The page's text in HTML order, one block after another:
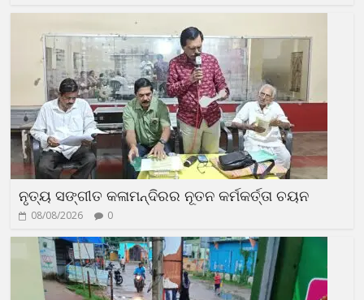
ନୃତ୍ୟ ସଙ୍ଗୀତ କଳାମନ୍ଦିରର ନୂତନ କର୍ମକର୍ତ୍ତା ଚୟନ
08/08/2026 0